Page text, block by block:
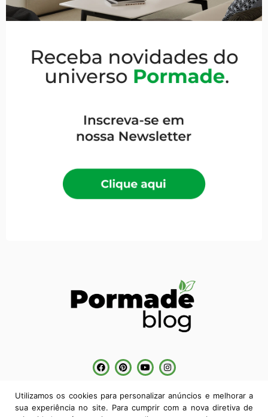
POLÍTICA DE PRIVACIDADE
Utilizamos os cookies para personalizar anúncios e melhorar a
sua experiência no site. Para cumprir com a nova diretiva de